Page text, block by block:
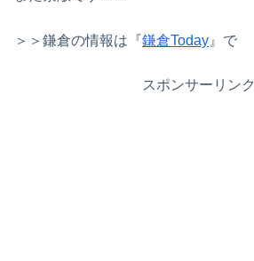
＞＞鎌倉の情報は『鎌倉Today 』で
スポンサーリンク